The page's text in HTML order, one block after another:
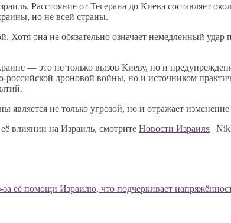
Расстояние от Тегерана до Киева составляет
но не всей страны.
Хотя она не обязательно означает немедленный удар
— это не только вызов Киеву, но и
российской дроновой войны, но и источником
является не только угрозой, но и отражает
влиянии на Израиль, смотрите Новости Израиля |
её помощи Израилю, что подчеркивает